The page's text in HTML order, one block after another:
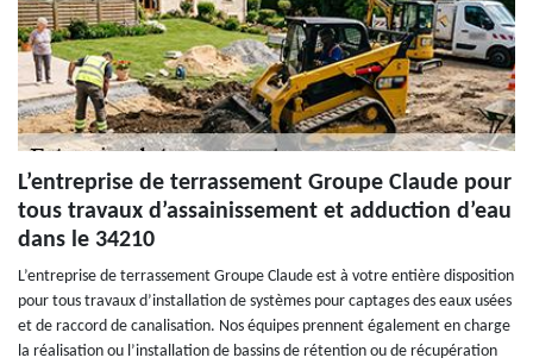
L’entreprise de terrassement Groupe Claude pour
tous travaux d’assainissement et adduction d’eau
dans le 34210
L’entreprise de terrassement Groupe Claude est à votre entière disposition
pour tous travaux d’installation de systèmes pour captages des eaux usées
et de raccord de canalisation. Nos équipes prennent également en charge
la réalisation ou l’installation de bassins de rétention ou de récupération